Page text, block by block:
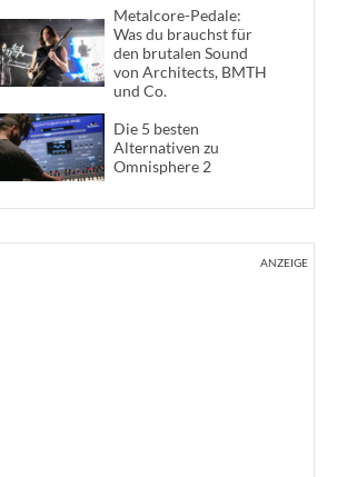
Metalcore-Pedale:
Was du brauchst für
den brutalen Sound
von Architects, BMTH
und Co.
Die 5 besten
Alternativen zu
Omnisphere 2
ANZEIGE